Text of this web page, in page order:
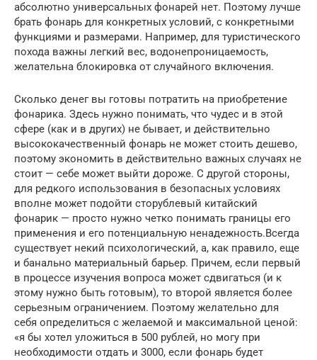
абсолютно универсальных фонарей нет. Поэтому лучше
брать фонарь для конкретных условий, с конкретными
функциями и размерами. Например, для туристического
похода важны легкий вес, водонепроницаемость,
желательна блокировка от случайного включения.
Сколько денег вы готовы потратить на приобретение
фонарика. Здесь нужно понимать, что чудес и в этой
сфере (как и в других) не бывает, и действительно
высококачественный фонарь не может стоить дешево,
поэтому экономить в действительно важных случаях не
стоит — себе может выйти дороже. С другой стороны,
для редкого использования в безопасных условиях
вполне может подойти сторублевый китайский
фонарик — просто нужно четко понимать границы его
применения и его потенциальную ненадежность.Всегда
существует некий психологический, а, как правило, еще
и банально материальный барьер. Причем, если первый
в процессе изучения вопроса может сдвигаться (и к
этому нужно быть готовым), то второй является более
серьезным ограничением. Поэтому желательно для
себя определиться с желаемой и максимальной ценой:
«я бы хотел уложиться в 500 рублей, но могу при
необходимости отдать и 3000, если фонарь будет